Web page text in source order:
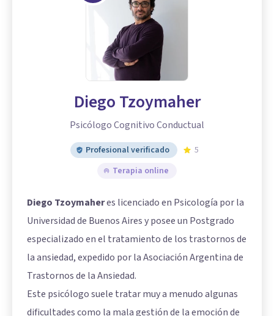
Diego Tzoymaher
Psicólogo Cognitivo Conductual
Profesional verificado
5
Terapia online
Diego Tzoymaheres licenciado en Psicología por la
Universidad de Buenos Aires y posee un Postgrado
especializado en el tratamiento de los trastornos de
la ansiedad, expedido por la Asociación Argentina de
Trastornos de la Ansiedad.
Este psicólogo suele tratar muy a menudo algunas
dificultades como la mala gestión de la emoción de